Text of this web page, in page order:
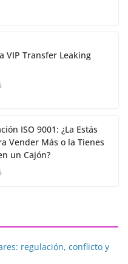
VIP Transfer Leaking
ISO 9001: ¿La Estás
Vender Más o la Tienes
un Cajón?
regulación, conflicto y